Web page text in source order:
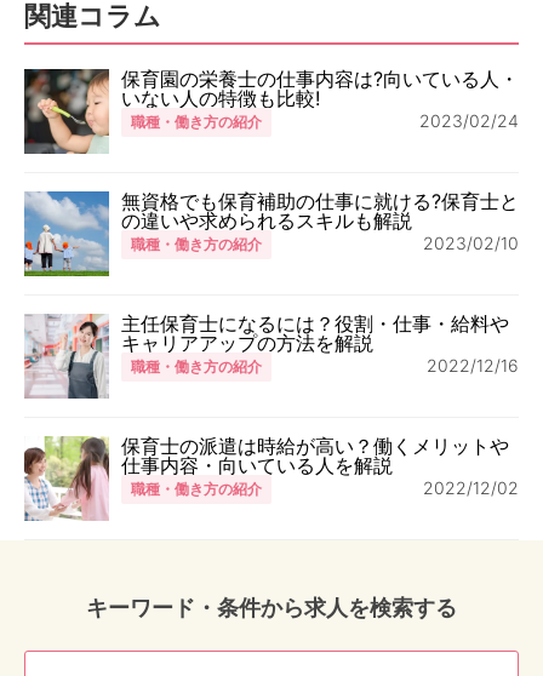
関連コラム
保育園の栄養士の仕事内容は?向いている人・
いない人の特徴も比較!
職種・働き方の紹介 2023/02/24
無資格でも保育補助の仕事に就ける?保育士と
の違いや求められるスキルも解説
職種・働き方の紹介 2023/02/10
主任保育士になるには？役割・仕事・給料や
キャリアアップの方法を解説
職種・働き方の紹介 2022/12/16
保育士の派遣は時給が高い？働くメリットや
仕事内容・向いている人を解説
職種・働き方の紹介 2022/12/02
キーワード・条件から求人を検索する